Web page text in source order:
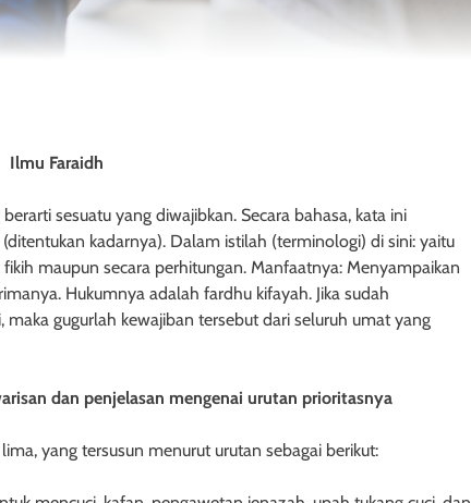
Ilmu Faraidh
sesuatu yang diwajibkan. Secara bahasa, kata ini
kadarnya). Dalam istilah (terminologi) di sini: yaitu
maupun secara perhitungan. Manfaatnya: Menyampaikan
Hukumnya adalah fardhu kifayah. Jika sudah
gugurlah kewajiban tersebut dari seluruh umat yang
dan penjelasan mengenai urutan prioritasnya
yang tersusun menurut urutan sebagai berikut: